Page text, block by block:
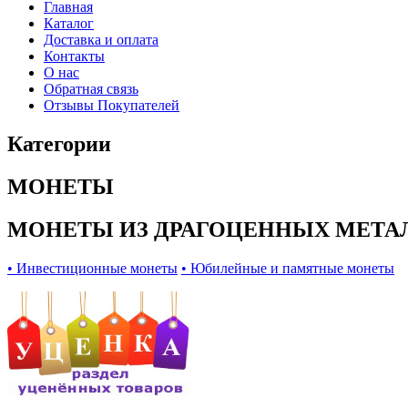
Главная
Каталог
Доставка и оплата
Контакты
О нас
Обратная связь
Отзывы Покупателей
Категории
МОНЕТЫ
МОНЕТЫ ИЗ ДРАГОЦЕННЫХ
• Инвестиционные монеты • Юбилейные и памятные монеты